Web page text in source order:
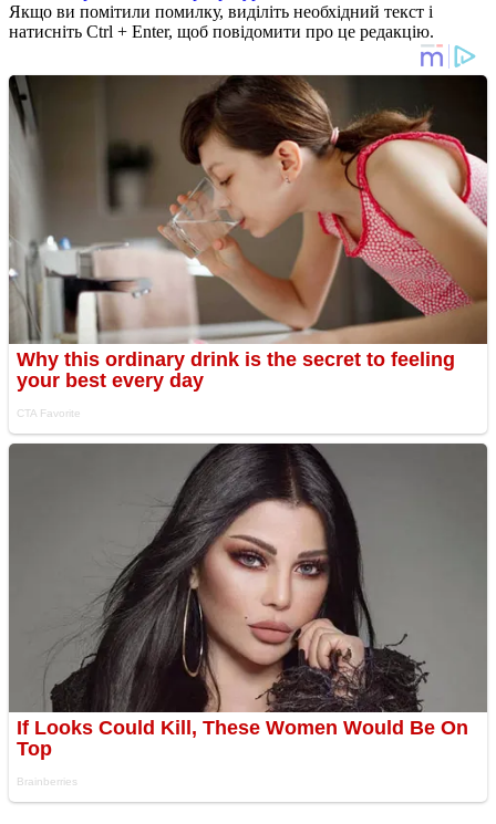
Якщо ви помітили помилку, виділіть необхідний текст і
натисніть Ctrl + Enter, щоб повідомити про це редакцію.